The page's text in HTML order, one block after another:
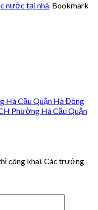
nước tại nhà. Bookmark
Hà Cầu Quận Hà Đông
Phường Hà Cầu Quận
công khai.Các trường